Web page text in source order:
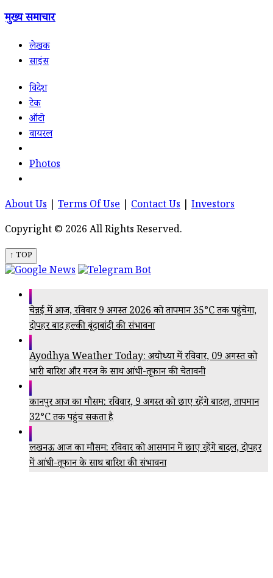
मुख्य समाचार
लेखक
साइंस
विदेश
टेक
ऑटो
वायरल
Photos
About Us Terms Of Use Contact Us
Investors
Copyright © 2026 All Rights Reserved.
↑ TOP
चेन्नई में आज, रविवार 9 अगस्त 2026 को तापमान 35°C तक पहुंचेगा,
दोपहर बाद हल्की बूंदाबांदी की संभावना
Ayodhya Weather Today: अयोध्या में रविवार, 09 अगस्त को
भारी बारिश और गरज के साथ आंधी-तूफान की चेतावनी
कानपुर आज का मौसम: रविवार, 9 अगस्त को छाए रहेंगे बादल, तापमान
32°C तक पहुंच सकता है
लखनऊ आज का मौसम: रविवार को आसमान में छाए रहेंगे बादल, दोपहर
में आंधी-तूफान के साथ बारिश की संभावना